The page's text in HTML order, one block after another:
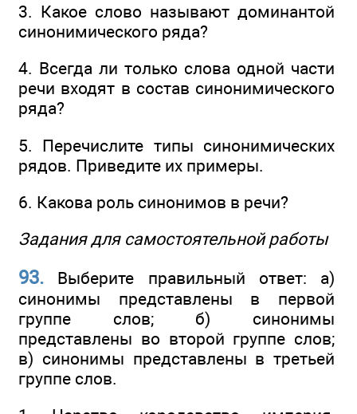
3. Какое слово называют доминантой
синонимического ряда?
4. Всегда ли только слова одной части
речи входят в состав синонимического
ряда?
5. Перечислите типы синонимических
рядов. Приведите их примеры.
6. Какова роль синонимов в речи?
Задания для самостоятельной работы
93. Выберите правильный ответ: а)
синонимы представлены в первой
группе слов; б) синонимы
представлены во второй группе слов;
в) синонимы представлены в третьей
группе слов.